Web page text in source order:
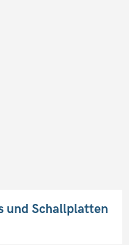
und Schallplatten